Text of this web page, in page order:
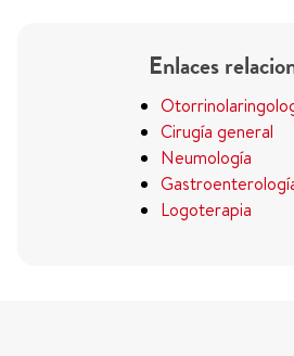
Enlaces
Cirugía general
Neumología
Logoterapia